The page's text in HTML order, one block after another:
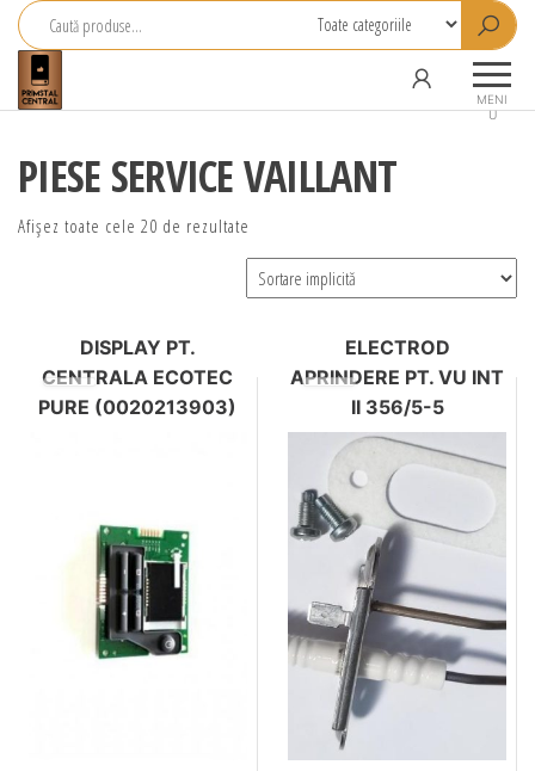
Central
MENI
U
PIESE SERVICE VAILLANT
Afișez toate cele 20 de rezultate
DISPLAY PT.
CENTRALA ECOTEC
PURE (0020213903)
ELECTROD
APRINDERE PT. VU INT
II 356/5-5